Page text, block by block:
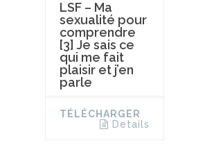
LSF – Ma
sexualité pour
comprendre
[3] Je sais ce
qui me fait
plaisir et j’en
parle
TÉLÉCHARGER
Details